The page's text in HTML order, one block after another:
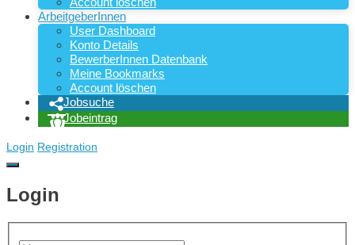
ArbeitgeberInnen
User Dashboard
Konto Details
BewerberInnen Datenbank
Meine Bookmarks
Account löschen
Jobsuche
Jobeintrag
Login Registration
Login